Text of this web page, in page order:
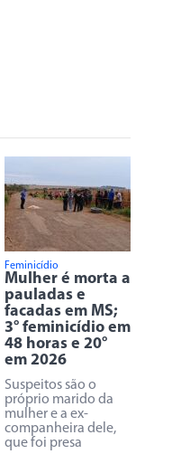
Feminicídio
Mulher é morta a
pauladas e
facadas em MS;
3° feminicídio em
48 horas e 20°
em 2026
Suspeitos são o
próprio marido da
mulher e a ex-
companheira dele,
que foi presa